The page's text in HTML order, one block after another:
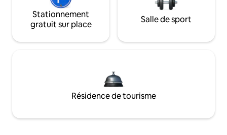
Stationnement
gratuit sur place
Salle de sport
Résidence de tourisme